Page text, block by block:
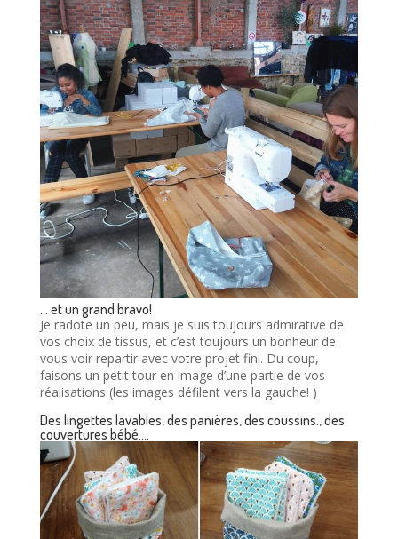
… et un grand bravo!
Je radote un peu, mais je suis toujours admirative de
vos choix de tissus, et c’est toujours un bonheur de
vous voir repartir avec votre projet fini. Du coup,
faisons un petit tour en image d’une partie de vos
réalisations (les images défilent vers la gauche! )
Des lingettes lavables, des panières, des coussins., des
couvertures bébé….